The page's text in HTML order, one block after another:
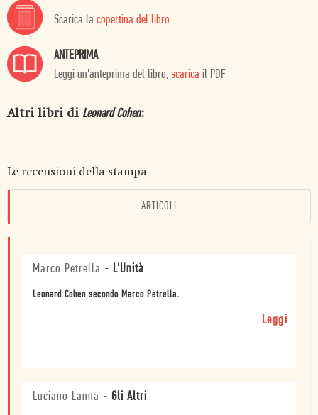
Scarica la copertina del libro
ANTEPRIMA
Leggi un'anteprima del libro, scarica il PDF
Altri libri di Leonard Cohen:
Le recensioni della stampa
ARTICOLI
Marco Petrella - L'Unità
Leonard Cohen secondo Marco Petrella.
Leggi
Luciano Lanna - Gli Altri